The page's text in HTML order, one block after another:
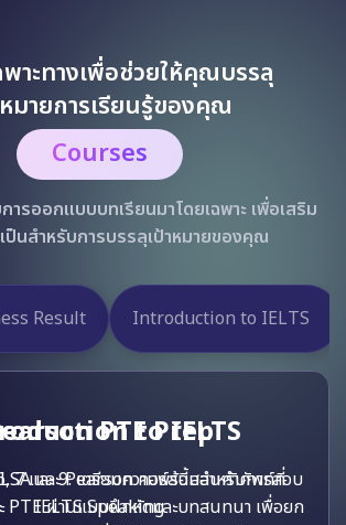
าะทางเพื่อช่วยให้คุณบรรลุ
หมายการเรียนรู้ของคุณ
Courses
ารออกแบบบทเรียนมาโดยเฉพาะ เพื่อเสริม
ป็นสำหรับการบรรลุเป้าหมายของคุณ
Prepare for EIKEN
PTE Prep
และ Pearson คอร์สนี้สอนคำศัพท์ที่
PTE ผ่านแบบฝึกหัดและบทสนทนา เพื่อยก